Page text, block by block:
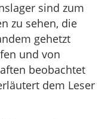
sind zum
zu sehen, die
gehetzt
und von
beobachtet
dem Leser